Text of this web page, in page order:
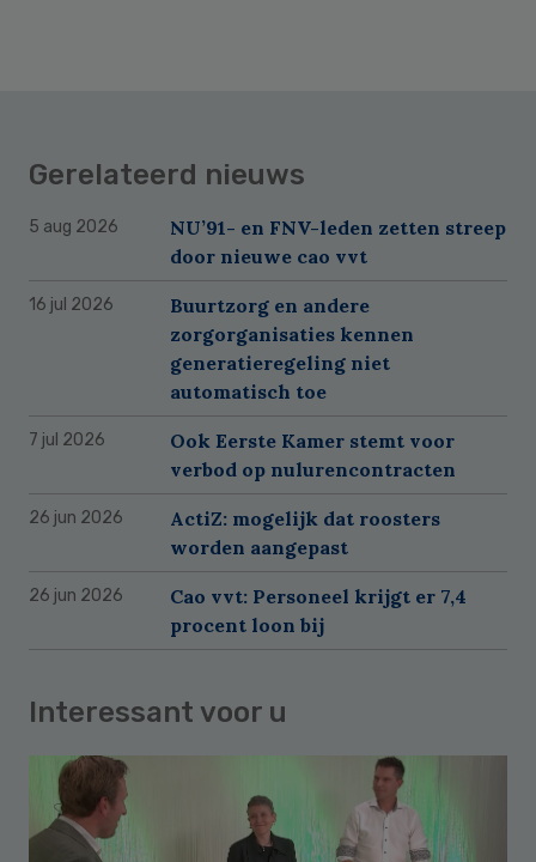
Gerelateerd nieuws
5 aug 2026
NU’91- en FNV-leden zetten streep
door nieuwe cao vvt
16 jul 2026
Buurtzorg en andere
zorgorganisaties kennen
generatieregeling niet
automatisch toe
7 jul 2026
Ook Eerste Kamer stemt voor
verbod op nulurencontracten
26 jun 2026
ActiZ: mogelijk dat roosters
worden aangepast
26 jun 2026
Cao vvt: Personeel krijgt er 7,4
procent loon bij
Interessant voor u